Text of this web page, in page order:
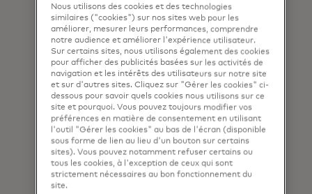
Des informations qui vous
aident à prendre des
décisions commerciales
essentielles
Nous utilisons des cookies et des technologies
similaires ("cookies") sur nos sites web pour les
améliorer, mesurer leurs performances, comprendre
notre audience et améliorer l'expérience utilisateur.
Sur certains sites, nous utilisons également des cookies
pour afficher des publicités basées sur les activités de
navigation et les intérêts des utilisateurs sur notre site
et sur d'autres sites. Cliquez sur "Gérer les cookies" ci-
dessous pour savoir quels cookies nous utilisons sur ce
site et pourquoi. Vous pouvez toujours modifier vos
préférences en matière de consentement en utilisant
l'outil "Gérer les cookies" au bas de l'écran (disponible
sous forme de lien au lieu d'un bouton sur certains
sites). Vous pouvez notamment refuser certains ou
tous les cookies, à l'exception de ceux qui sont
strictement nécessaires au bon fonctionnement du
site.